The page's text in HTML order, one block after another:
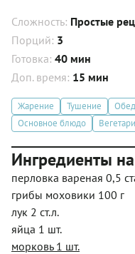
Сложность: Простые
Порций: 3
Готовка: 40 мин
Доп. время: 15 мин
Жарение Тушение Обед
Основное блюдо
Ингредиенты
перловка вареная 0,5
грибы моховики 100 г
лук 2 ст.л.
яйца 1 шт.
морковь 1 шт.